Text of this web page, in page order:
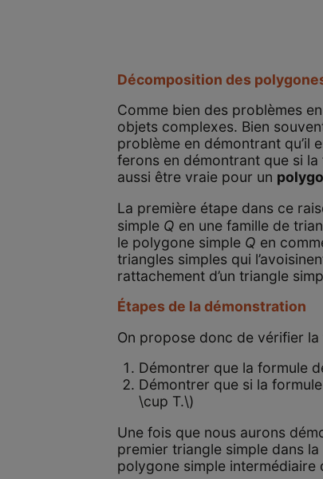
Décomposition des
Comme bien des problèmes
objets complexes. Bien
problème en démontrant qu’il
ferons en démontrant que si
aussi être vraie pour un
La première étape dans ce
simple Q en une famille de
le polygone simple Q en
triangles simples qui
rattachement d’un triangle
Étapes de la démonstration
On propose donc de vérifier
Démontrer que la formule
Démontrer que si la
\cup T.\)
Une fois que nous aurons
premier triangle simple dans
polygone simple